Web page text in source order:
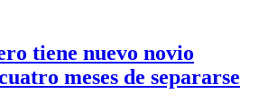
tiene nuevo novio
meses de separarse